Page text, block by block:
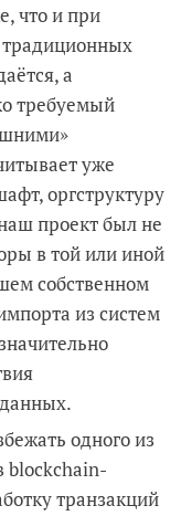
что и при
а
требуемый
уже
оргструктуру
проект был не
в той или иной
собственном
из систем
одного из
blockchain-
транзакций